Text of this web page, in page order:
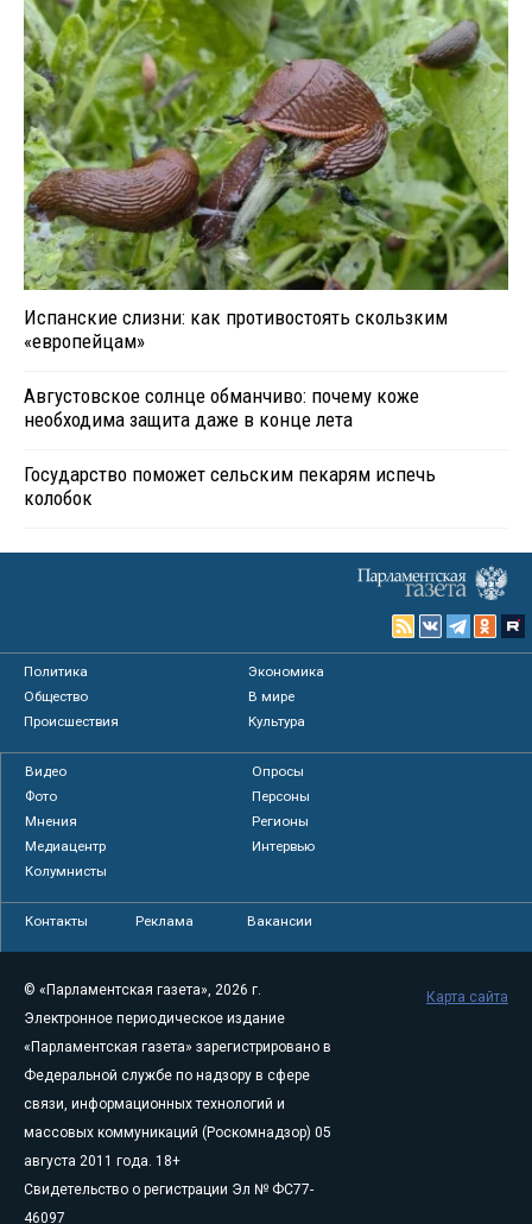
Испанские слизни: как противостоять скользким
«европейцам»
Августовское солнце обманчиво: почему коже
необходима защита даже в конце лета
Государство поможет сельским пекарям испечь
колобок
Политика
Экономика
Общество
В мире
Происшествия
Культура
Видео
Опросы
Фото
Персоны
Мнения
Регионы
Медиацентр
Интервью
Колумнисты
Контакты Реклама Вакансии
© «Парламентская газета», 2026 г.
Электронное периодическое издание
«Парламентская газета» зарегистрировано в
Федеральной службе по надзору в сфере
связи, информационных технологий и
массовых коммуникаций (Роскомнадзор) 05
августа 2011 года. 18+
Свидетельство о регистрации Эл № ФС77-
46097
Карта сайта